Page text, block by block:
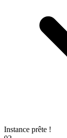
Instance prête !